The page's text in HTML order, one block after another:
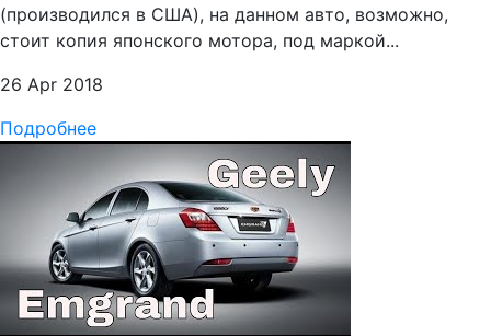
(производился в США), на данном авто, возможно,
стоит копия японского мотора, под маркой...
26 Apr 2018
Подробнее